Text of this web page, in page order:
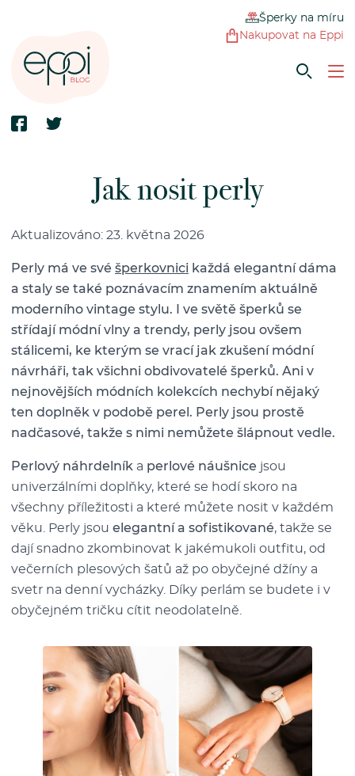
Šperky na míru
Nakupovat na Eppi
Jak nosit perly
Aktualizováno: 23. května 2026
Perly má ve své šperkovnici každá elegantní dáma
a staly se také poznávacím znamením aktuálně
moderního vintage stylu. I ve světě šperků se
střídají módní vlny a trendy, perly jsou ovšem
stálicemi, ke kterým se vrací jak zkušení módní
návrháři, tak všichni obdivovatelé šperků. Ani v
nejnovějších módních kolekcích nechybí nějaký
ten doplněk v podobě perel. Perly jsou prostě
nadčasové, takže s nimi nemůžete šlápnout vedle.
Perlový náhrdelník a perlové náušnice jsou
univerzálními doplňky, které se hodí skoro na
všechny příležitosti a které můžete nosit v každém
věku. Perly jsou elegantní a sofistikované, takže se
dají snadno zkombinovat k jakémukoli outfitu, od
večerních plesových šatů až po obyčejné džíny a
svetr na denní vycházky. Díky perlám se budete i v
obyčejném tričku cítit neodolatelně.